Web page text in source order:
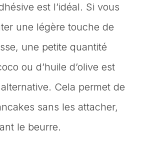
est l’idéal. Si vous
une légère touche de
une petite quantité
ou d’huile d’olive est
Cela permet de
sans les attacher,
le beurre.